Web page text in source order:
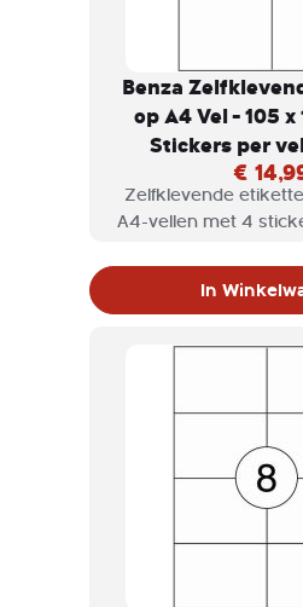
Benza
op A4 Vel - 105 x
Stickers per
€
Zelfklevende
A4-vellen met 4
In